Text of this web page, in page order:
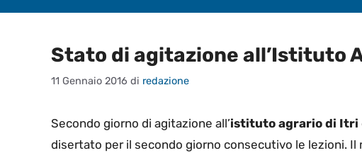
Stato di agitazione all’Istituto
11 Gennaio 2016 di redazione
Secondo giorno di agitazione all’istituto agrario di Itri
disertato per il secondo giorno consecutivo le lezioni.